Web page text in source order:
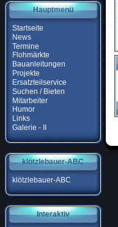
Hauptmenü
Startseite
News
Termine
Flohmärkte
Bauanleitungen
Projekte
Ersatzteilservice
Suchen / Bieten
Mitarbeiter
Humor
Links
Galerie - II
klötzlebauer-ABC
klötzlebauer-ABC
Interaktiv